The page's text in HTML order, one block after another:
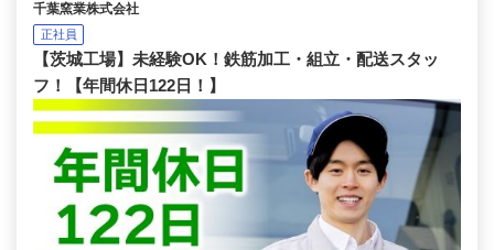
千葉窯業株式会社
正社員
【茨城工場】未経験OK！鉄筋加工・組立・配送スタッ
フ！【年間休日122日！】